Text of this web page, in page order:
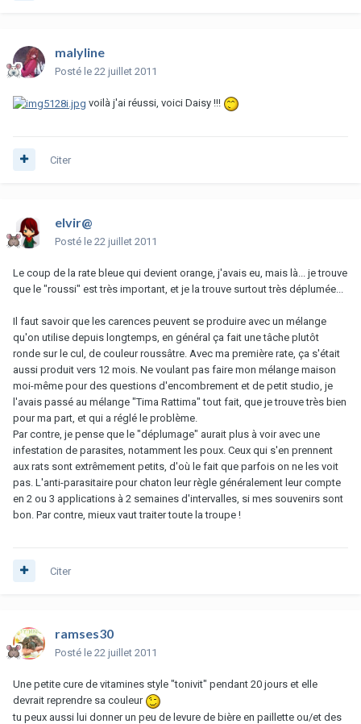
malyline
Posté le 22 juillet 2011
voilà j'ai réussi, voici Daisy !!!
Citer
elvir@
Posté le 22 juillet 2011
Le coup de la rate bleue qui devient orange, j'avais eu, mais là... je trouve
que le "roussi" est très important, et je la trouve surtout très déplumée...
Il faut savoir que les carences peuvent se produire avec un mélange
qu'on utilise depuis longtemps, en général ça fait une tâche plutôt
ronde sur le cul, de couleur roussâtre. Avec ma première rate, ça s'était
aussi produit vers 12 mois. Ne voulant pas faire mon mélange maison
moi-même pour des questions d'encombrement et de petit studio, je
l'avais passé au mélange "Tima Rattima" tout fait, que je trouve très bien
pour ma part, et qui a réglé le problème.
Par contre, je pense que le "déplumage" aurait plus à voir avec une
infestation de parasites, notamment les poux. Ceux qui s'en prennent
aux rats sont extrêmement petits, d'où le fait que parfois on ne les voit
pas. L'anti-parasitaire pour chaton leur règle généralement leur compte
en 2 ou 3 applications à 2 semaines d'intervalles, si mes souvenirs sont
bon. Par contre, mieux vaut traiter toute la troupe !
Citer
ramses30
Posté le 22 juillet 2011
Une petite cure de vitamines style "tonivit" pendant 20 jours et elle
devrait reprendre sa couleur
tu peux aussi lui donner un peu de levure de bière en paillette ou/et des